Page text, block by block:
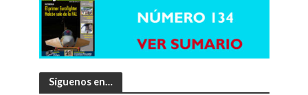
Síguenos en…